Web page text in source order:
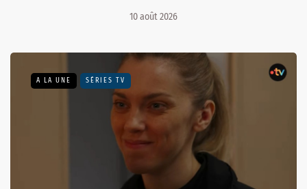
10 août 2026
A LA UNE SÉRIES TV